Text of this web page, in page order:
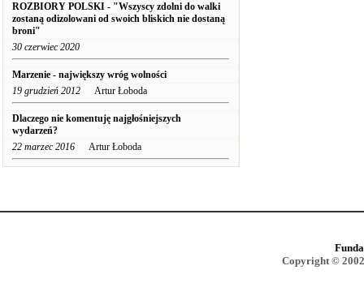
ROZBIORY POLSKI - "Wszyscy zdolni do walki
zostaną odizolowani od swoich bliskich nie dostaną
broni"
30 czerwiec 2020
Marzenie - największy wróg wolności
19 grudzień 2012 Artur Łoboda
Dlaczego nie komentuję najgłośniejszych
wydarzeń?
22 marzec 2016 Artur Łoboda
Copyright ©